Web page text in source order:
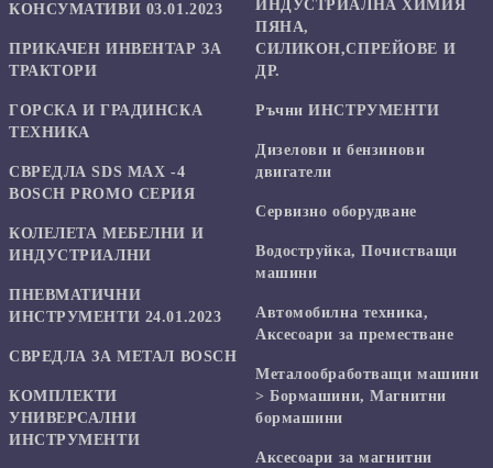
КОНСУМАТИВИ 03.01.2023
ПРИКАЧЕН ИНВЕНТАР ЗА
ТРАКТОРИ
ГОРСКА И ГРАДИНСКА
ТЕХНИКА
СВРЕДЛА SDS MAX -4
BOSCH PROMO СЕРИЯ
КОЛЕЛЕТА МЕБЕЛНИ И
ИНДУСТРИАЛНИ
ПНЕВМАТИЧНИ
ИНСТРУМЕНТИ 24.01.2023
СВРЕДЛА ЗА МЕТАЛ BOSCH
КОМПЛЕКТИ
УНИВЕРСАЛНИ
ИНСТРУМЕНТИ
ИНДУСТРИАЛНА ХИМИЯ
ПЯНА,
СИЛИКОН,СПРЕЙОВЕ И
ДР.
Ръчни ИНСТРУМЕНТИ
Дизелови и бензинови
двигатели
Сервизно оборудване
Водоструйка, Почистващи
машини
Автомобилна техника,
Аксесоари за преместване
Mеталообработващи машини
> Бормашини, Магнитни
бормашини
Аксесоари за магнитни